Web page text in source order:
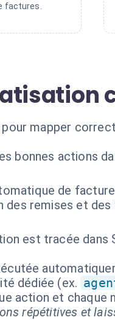
factures.
mapper
bonnes actions
de
remises et
est tracée
dédiée (ex.
action et chaque
répétitives et